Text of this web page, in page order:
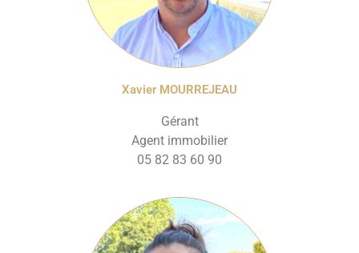
Xavier MOURREJEAU
Gérant
Agent immobilier
05 82 83 60 90